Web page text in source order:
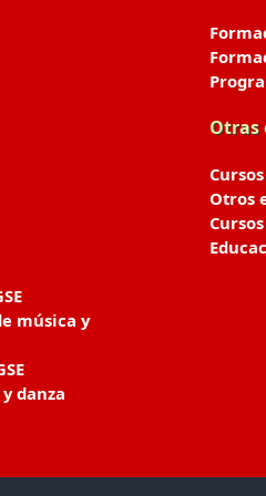
música y
danza
Otras
Otros